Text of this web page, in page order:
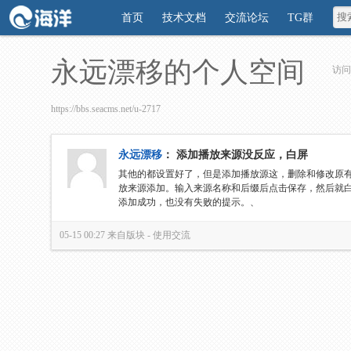
首页 技术文档 交流论坛 TG群
永远漂移的个人空间 访
https://bbs.seacms.net/u-2717
永远漂移 ： 添加播放来源没反应，白屏
其他的都设置好了，但是添加播放源这，删除和修改原
放来源添加。输入来源名称和后缀后点击保存，然后就
添加成功，也没有失败的提示。、
05-15 00:27 来自版块 - 使用交流